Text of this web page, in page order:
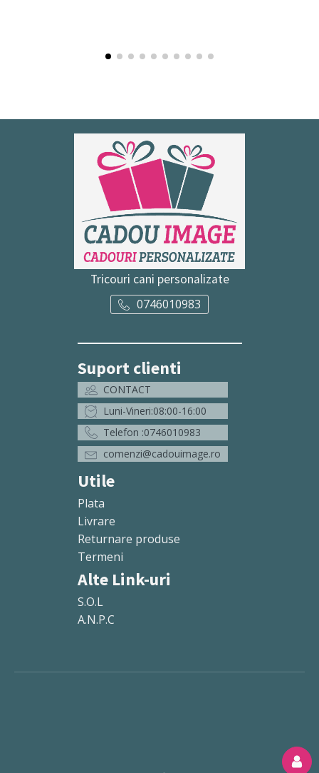
Tricouri cani personalizate
0746010983
Suport clienti
CONTACT
Luni-Vineri:08:00-16:00
Telefon :0746010983
comenzi@cadouimage.ro
Utile
Plata
Livrare
Returnare produse
Termeni
Alte Link-uri
S.O.L
A.N.P.C